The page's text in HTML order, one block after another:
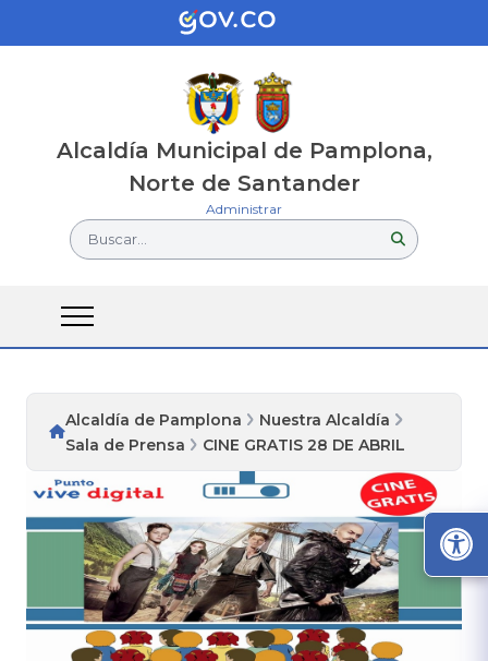
Alcaldía Municipal de Pamplona,
Norte de Santander
Administrar
Buscar...
Alcaldía de Pamplona
Nuestra Alcaldía
Sala de Prensa
CINE GRATIS 28 DE ABRIL